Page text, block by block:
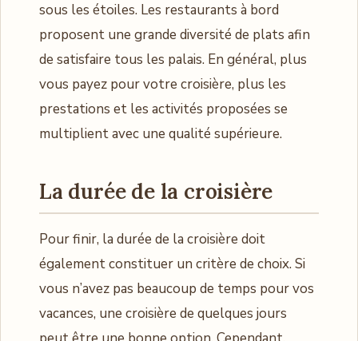
sous les étoiles. Les restaurants à bord
proposent une grande diversité de plats afin
de satisfaire tous les palais. En général, plus
vous payez pour votre croisière, plus les
prestations et les activités proposées se
multiplient avec une qualité supérieure.
La durée de la croisière
Pour finir, la durée de la croisière doit
également constituer un critère de choix. Si
vous n’avez pas beaucoup de temps pour vos
vacances, une croisière de quelques jours